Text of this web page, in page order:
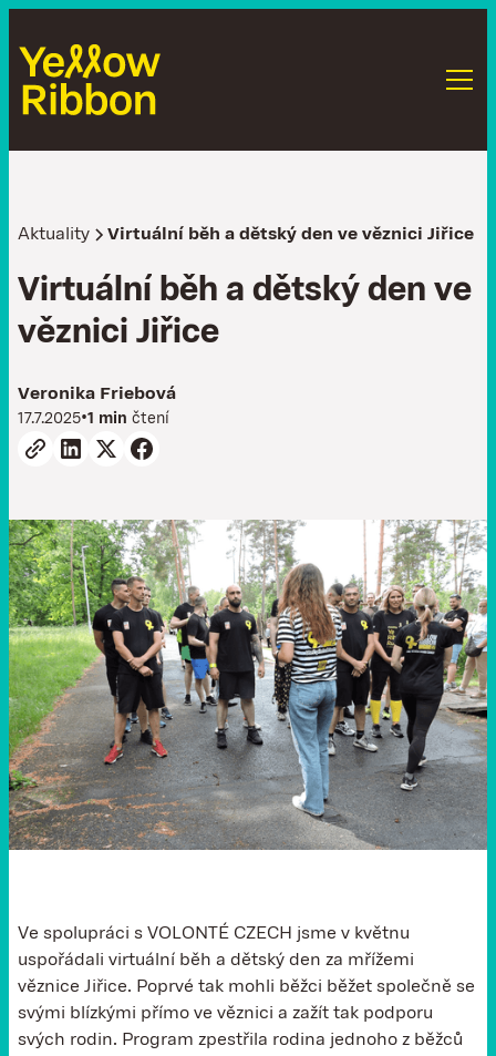
Aktuality Virtuální běh a dětský den ve věznici Jiřice
Virtuální běh a dětský den ve
věznici Jiřice
Veronika Friebová
17.7.2025•1 min čtení
Ve spolupráci s VOLONTÉ CZECH jsme v květnu
uspořádali virtuální běh a dětský den za mřížemi
věznice Jiřice. Poprvé tak mohli běžci běžet společně se
svými blízkými přímo ve věznici a zažít tak podporu
svých rodin. Program zpestřila rodina jednoho z běžců